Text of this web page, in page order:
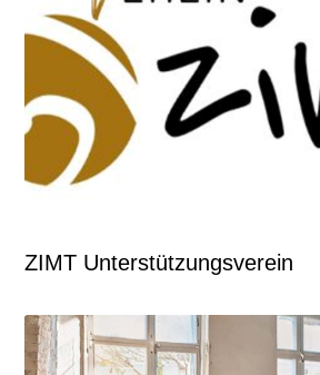
ZIMT Unterstützungsverein